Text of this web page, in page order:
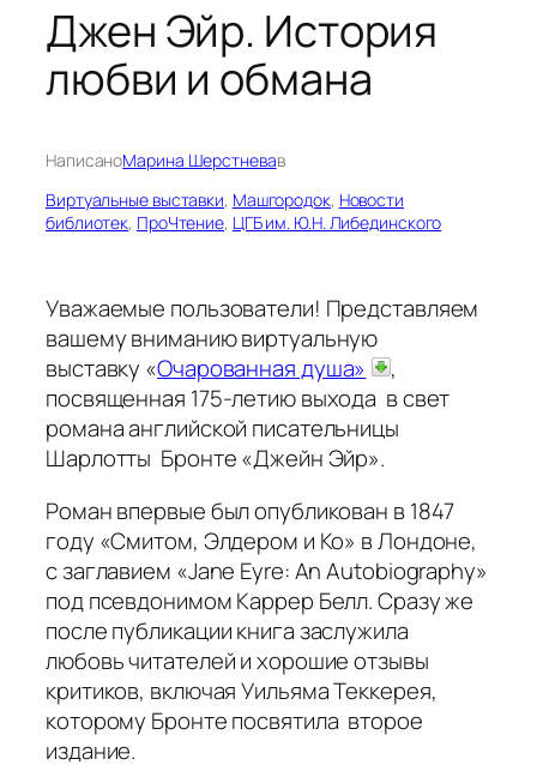
Джен Эйр. История
любви и обмана
НаписаноМарина Шерстневав
Виртуальные выставки, Машгородок, Новости
библиотек, ПроЧтение, ЦГБ им. Ю.Н. Либединского
Уважаемые пользователи! Представляем
вашему вниманию виртуальную
выставку «Очарованная душа»
,
посвященная 175-летию выхода в свет
романа английской писательницы
Шарлотты Бронте «Джейн Эйр».
Роман впервые был опубликован в 1847
году «Смитом, Элдером и Ко» в Лондоне,
с заглавием «Jane Eyre: An Autobiography»
под псевдонимом Каррер Белл. Сразу же
после публикации книга заслужила
любовь читателей и хорошие отзывы
критиков, включая Уильяма Теккерея,
которому Бронте посвятила второе
издание.